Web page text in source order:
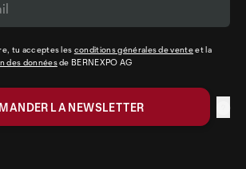
tu acceptes les conditions générales de venteet la
des donnéesde BERNEXPO AG